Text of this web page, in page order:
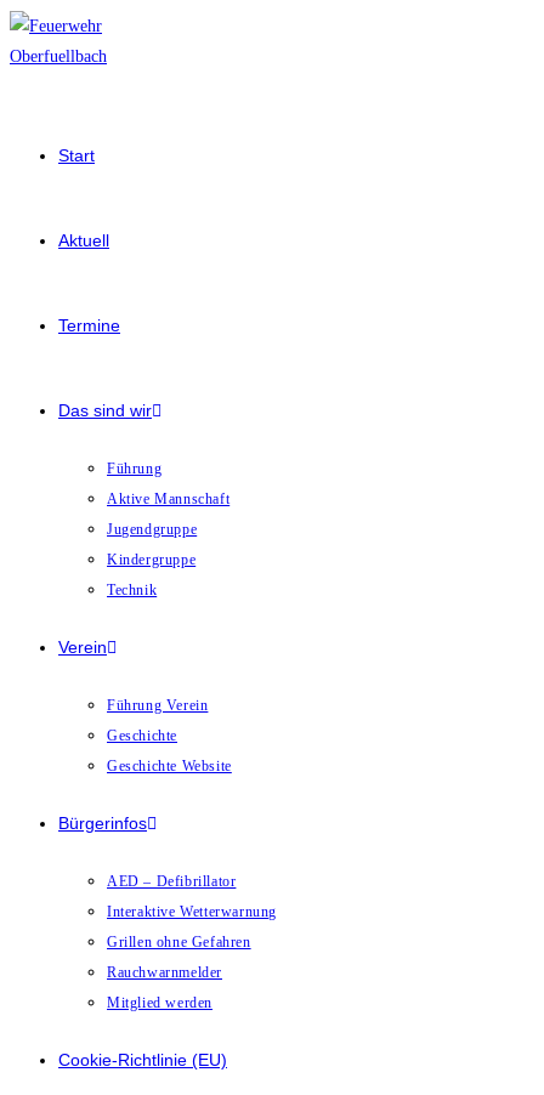
Start
Aktuell
Termine
Das sind wir
Führung
Aktive Mannschaft
Jugendgruppe
Kindergruppe
Technik
Verein
Führung Verein
Geschichte
Geschichte Website
Bürgerinfos
AED – Defibrillator
Interaktive Wetterwarnung
Grillen ohne Gefahren
Rauchwarnmelder
Mitglied werden
Cookie-Richtlinie (EU)